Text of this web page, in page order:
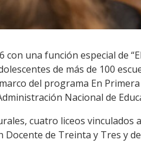
una función especial de
de más de 100
del programa En
Nacional de
cuatro liceos vinculados
de Treinta y Tres y